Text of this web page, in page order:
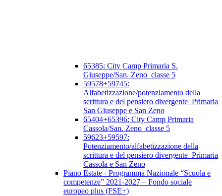
65385: City Camp Primaria S.
Giuseppe/San. Zeno_classe 5
59578+59745:
Alfabetizzazione/potenziamento della
scrittura e del pensiero divergente_Primaria
San Giuseppe e San Zeno
65404+65396: City Camp Primaria
Cassola/San. Zeno_classe 5
59623+59597:
Potenziamento/alfabetizzazione della
scrittura e del pensiero divergente_Primaria
Cassola e San Zeno
Piano Estate - Programma Nazionale “Scuola e
competenze” 2021-2027 – Fondo sociale
europeo plus (FSE+)